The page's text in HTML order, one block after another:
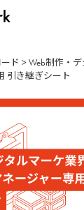
ド > Web制作・
引き継ぎシート